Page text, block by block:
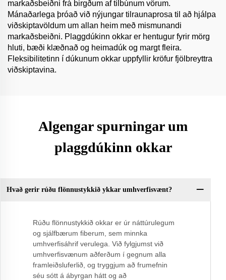
markaðsbeiðni frá birgðum af tilbúnum vörum.
Mánaðarlega þróað við nýjungar tilraunaprosa til að hjálpa
viðskiptavöldum um allan heim með mismunandi
markaðsbeiðni. Plaggdúkinn okkar er hentugur fyrir mörg
hluti, bæði klæðnað og heimadúk og margt fleira.
Fleksibilitetinn í dúkunum okkar uppfyllir kröfur fjölbreyttra
viðskiptavina.
Algengar spurningar um
plaggdúkinn okkar
Hvað gerir rúðu flönnustykkið ykkar umhverfisvænt?
Rúðu flönnustykkið okkar er úr náttúrulegum
og sjálfbærum fiberum, sem minnka
umhverfisáhrif verulega. Við fylgjumst við
umhverfisvænum aðferðum í gegnum alla
framleiðsluferlið, og tryggjum að frumefnin
séu sótt á ábyrgan hátt og að